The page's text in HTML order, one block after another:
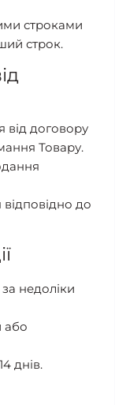
строками
строк.
від договору
Товару.
до
недоліки
або
днів.